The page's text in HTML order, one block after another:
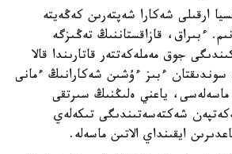
ارقىلى شەكارا شەپتەرىن كەڭەيتە
ءبىراق، قازاقستاننىڭ تەڭىزگە
جوق مەملەكەتتەر قاتارىندا قالا
سوندىقتان ءبىز ءۇشىن شەكارانىڭ ءمانى
ماسەلەسى، ياعني ەلىڭنىڭ سىرتقى
شەكتەسەتىندىگى تىكەلەي
ايقىنداي الاتىن ماسەلە.